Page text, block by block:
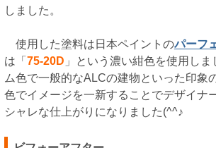
しました。
使用した塗料は日本ペイントのパーフ
は「 75-20D 」という濃い紺色を使用し
ム色で一般的なALCの建物といった印象
色でイメージを一新することでデザイナ
シャレな仕上がりになりました(^^♪